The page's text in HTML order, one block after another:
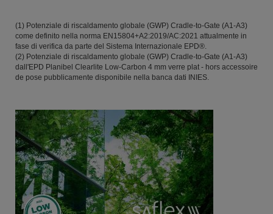
(1) Potenziale di riscaldamento globale (GWP) Cradle-to-Gate (A1-A3)
come definito nella norma EN15804+A2:2019/AC:2021 attualmente in
fase di verifica da parte del Sistema Internazionale EPD®.
(2) Potenziale di riscaldamento globale (GWP) Cradle-to-Gate (A1-A3)
dall'EPD Planibel Clearlite Low-Carbon 4 mm verre plat - hors accessoire
de pose pubblicamente disponibile nella banca dati INIES.